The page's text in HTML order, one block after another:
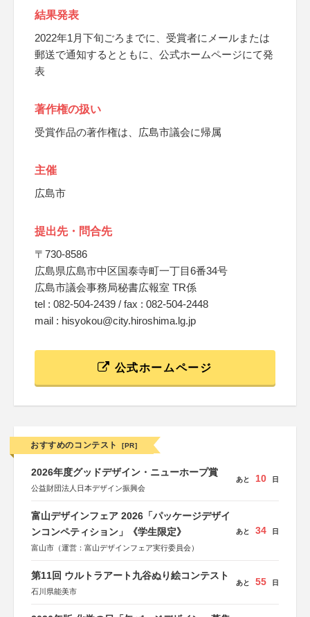
結果発表
2022年1月下旬ごろまでに、受賞者にメールまたは
郵送で通知するとともに、公式ホームページにて発
表
著作権の扱い
受賞作品の著作権は、広島市議会に帰属
主催
広島市
提出先・問合先
〒730-8586
広島県広島市中区国泰寺町一丁目6番34号
広島市議会事務局秘書広報室 TR係
tel : 082-504-2439 / fax : 082-504-2448
mail : hisyokou@city.hiroshima.lg.jp
公式ホームページ
おすすめのコンテスト [PR]
2026年度グッドデザイン・ニューホープ賞
公益財団法人日本デザイン振興会
あと 10 日
富山デザインフェア 2026「パッケージデザイ
ンコンペティション」《学生限定》
富山市（運営：富山デザインフェア実行委員会）
あと 34 日
第11回 ウルトラアート九谷ぬり絵コンテスト
石川県能美市
あと 55 日